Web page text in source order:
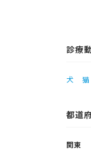
診療
犬 猫
都道
関東